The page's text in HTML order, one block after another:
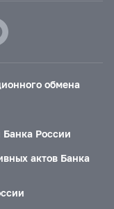
обмена
России
актов Банка